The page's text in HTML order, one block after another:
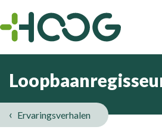
Ervaringsverhalen